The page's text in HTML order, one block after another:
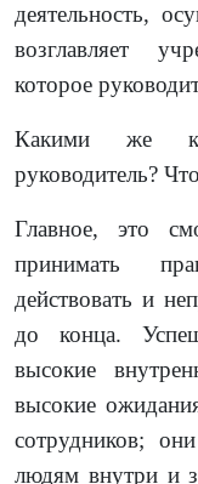
деятельность,
возглавляет
которое
Какими же
руководитель?
Главное, это
принимать
действовать и
до конца.
высокие
высокие
сотрудников;
людям внутри и